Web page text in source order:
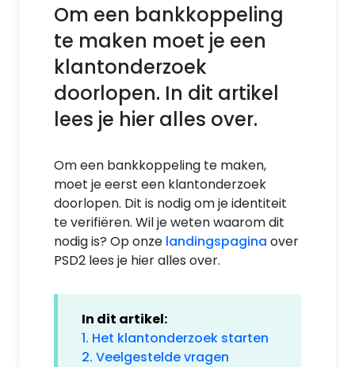
Om een bankkoppeling
te maken moet je een
klantonderzoek
doorlopen. In dit artikel
lees je hier alles over.
Om een bankkoppeling te maken,
moet je eerst een klantonderzoek
doorlopen. Dit is nodig om je identiteit
te verifiëren. Wil je weten waarom dit
nodig is? Op onze landingspagina over
PSD2 lees je hier alles over.
In dit artikel:
1. Het klantonderzoek starten
2. Veelgestelde vragen